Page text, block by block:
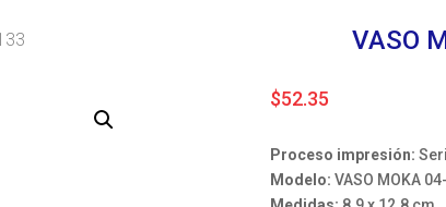
VASO
$52.35
Proceso impresión:
Modelo: VASO MOKA